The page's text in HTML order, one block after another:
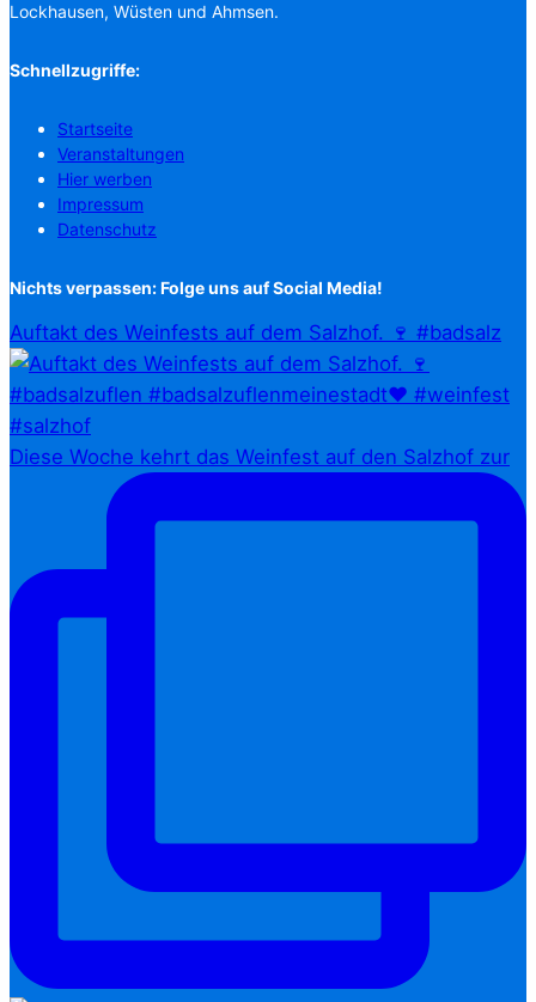
Lockhausen, Wüsten und Ahmsen.
Schnellzugriffe:
Startseite
Veranstaltungen
Hier werben
Impressum
Datenschutz
Nichts verpassen: Folge uns auf Social Media!
Auftakt des Weinfests auf dem Salzhof. 🍷 #badsalz
Diese Woche kehrt das Weinfest auf den Salzhof zur